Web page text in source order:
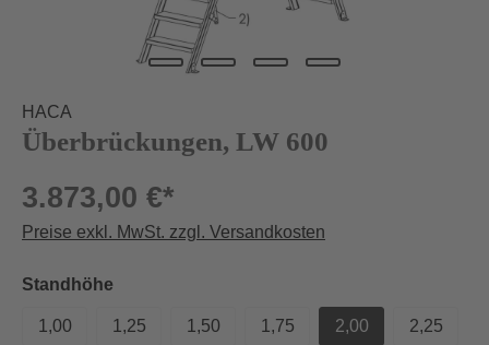
HACA
Überbrückungen, LW 600
3.873,00 €*
Preise exkl. MwSt. zzgl. Versandkosten
Standhöhe
1,00 1,25 1,50 1,75 2,00 2,25